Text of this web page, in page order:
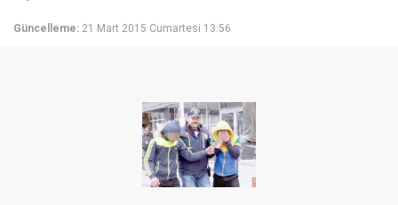
Güncelleme: 21 Mart 2015 Cumartesi 13:56